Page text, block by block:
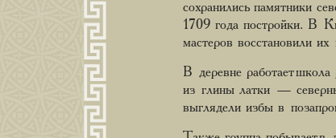
сохранились памятники
1709 года постройки. В
мастеров восстановили
В деревне работает
из глины латки —
выглядели избы в